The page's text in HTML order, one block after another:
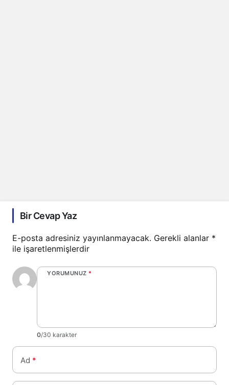
Bir Cevap Yaz
E-posta adresiniz yayınlanmayacak. Gerekli alanlar *
ile işaretlenmişlerdir
YORUMUNUZ *
0/30 karakter
Ad *